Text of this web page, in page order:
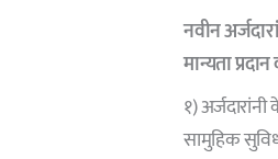
नवीन
मान्यता
१)
सामुहिक